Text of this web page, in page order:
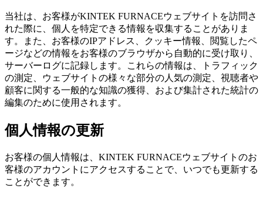
当社は、お客様がKINTEK FURNACEウェブサイトを訪問さ
れた際に、個人を特定できる情報を収集することがありま
す。また、お客様のIPアドレス、クッキー情報、閲覧したペ
ージなどの情報をお客様のブラウザから自動的に受け取り、
サーバーログに記録します。これらの情報は、トラフィック
の測定、ウェブサイトの様々な部分の人気の測定、視聴者や
顧客に関する一般的な知識の獲得、および集計された統計の
編集のために使用されます。
個人情報の更新
お客様の個人情報は、KINTEK FURNACEウェブサイトのお
客様のアカウントにアクセスすることで、いつでも更新する
ことができます。